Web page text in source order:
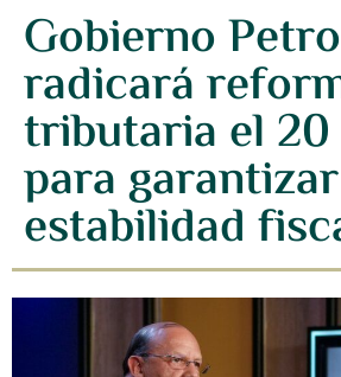
Gobierno Petro
radicará
tributaria el
para garantizar
estabilidad